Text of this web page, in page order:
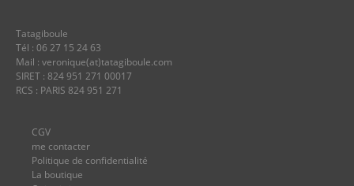
Tatagiboule
Tél : 06 27 15 24 63
Mail : veronique(at)tatagiboule.com
SIRET : 824 951 271 00017
RCS : PARIS 824 951 271
CGV
me contacter
Politique de confidentialité
La boutique